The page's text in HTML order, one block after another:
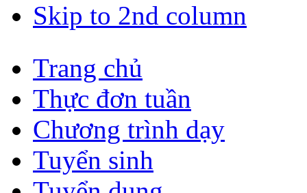
Skip to 2nd column
Trang chủ
Thực đơn tuần
Chương trình dạy
Tuyển sinh